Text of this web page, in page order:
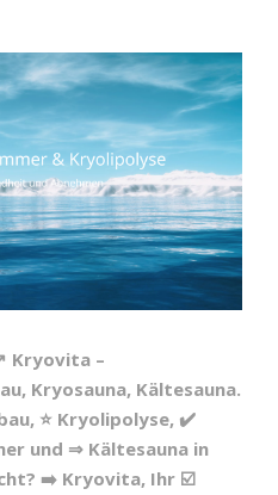
Kryovita –
Kryosauna, Kältesauna.
⭐ Kryolipolyse, ✔️
und ⇒ Kältesauna in
➡️ Kryovita, Ihr ☑️